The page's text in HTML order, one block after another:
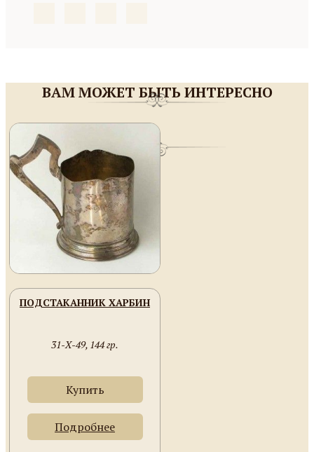
ВАМ МОЖЕТ БЫТЬ ИНТЕРЕСНО
ПОДСТАКАННИК ХАРБИН
31-Х-49, 144 гр.
Купить
Подробнее